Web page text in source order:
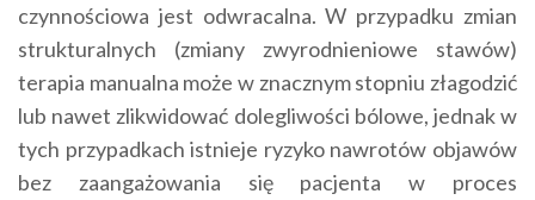
czynnościowa jest odwracalna. W przypadku zmian
strukturalnych (zmiany zwyrodnieniowe stawów)
terapia manualna może w znacznym stopniu złagodzić
lub nawet zlikwidować dolegliwości bólowe, jednak w
tych przypadkach istnieje ryzyko nawrotów objawów
bez zaangażowania się pacjenta w proces